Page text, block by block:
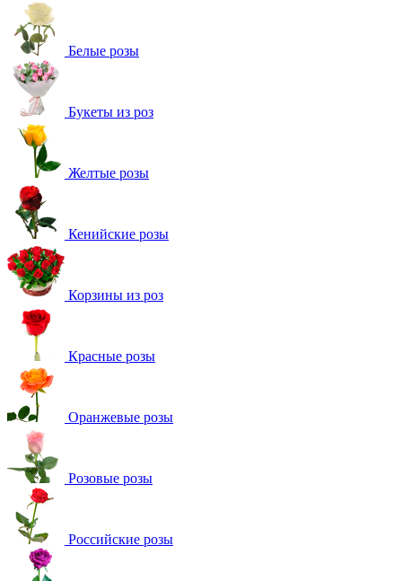
Белые розы
Букеты из роз
Желтые розы
Кенийские розы
Корзины из роз
Красные розы
Оранжевые розы
Розовые розы
Российские розы